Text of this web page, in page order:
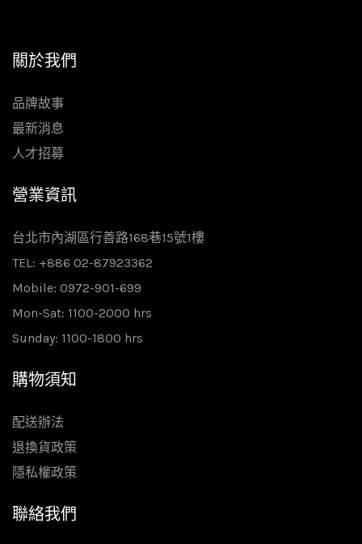
關於我們
品牌故事
最新消息
人才招募
營業資訊
台北市內湖區行善路168巷15號1樓
TEL: +886 02-87923362
Mobile: 0972-901-699
Mon-Sat: 1100-2000 hrs
Sunday: 1100-1800 hrs
購物須知
配送辦法
退換貨政策
隱私權政策
聯絡我們